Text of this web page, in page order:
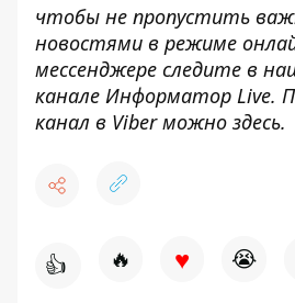
чтобы не пропустить
новостями в режиме
мессенджере следите в
канале Информатор Live.
канал в Viber можно здесь.
👍 🔥 ♥ 😭